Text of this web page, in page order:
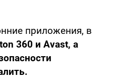
приложения, в
360 и Avast, а